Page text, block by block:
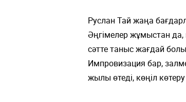
Руслан Тай жаңа
Әңгімелер жұмыстан да,
сәтте таныс жағдай
Импровизация бар,
жылы өтеді, көңіл